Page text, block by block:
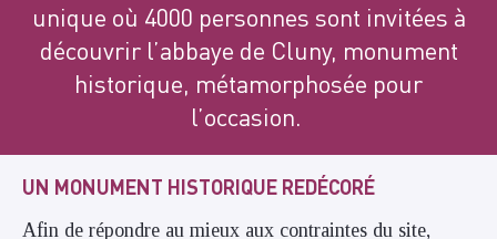
unique où 4000 personnes sont invitées à
découvrir l’abbaye de Cluny, monument
historique, métamorphosée pour
l’occasion.
UN MONUMENT HISTORIQUE REDÉCORÉ
Afin de répondre au mieux aux contraintes du site,